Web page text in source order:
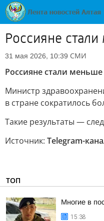
Россияне
31 мая 2026, 10:39 СМИ
Россияне стали
Министр
в стране сократилось
Такие результаты —
Источник: Telegram-
ТОП
Многие в
15:38